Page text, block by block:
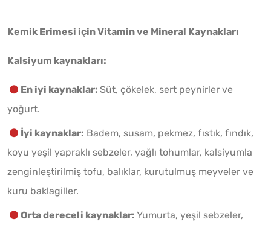
Kemik Erimesi için Vitamin ve Mineral Kaynakları
Kalsiyum kaynakları:
En iyi kaynaklar: Süt, çökelek, sert peynirler ve
yoğurt.
İyi kaynaklar: Badem, susam, pekmez, fıstık, fındık,
koyu yeşil yapraklı sebzeler, yağlı tohumlar, kalsiyumla
zenginleştirilmiş tofu, balıklar, kurutulmuş meyveler ve
kuru baklagiller.
Orta dereceli kaynaklar: Yumurta, yeşil sebzeler,